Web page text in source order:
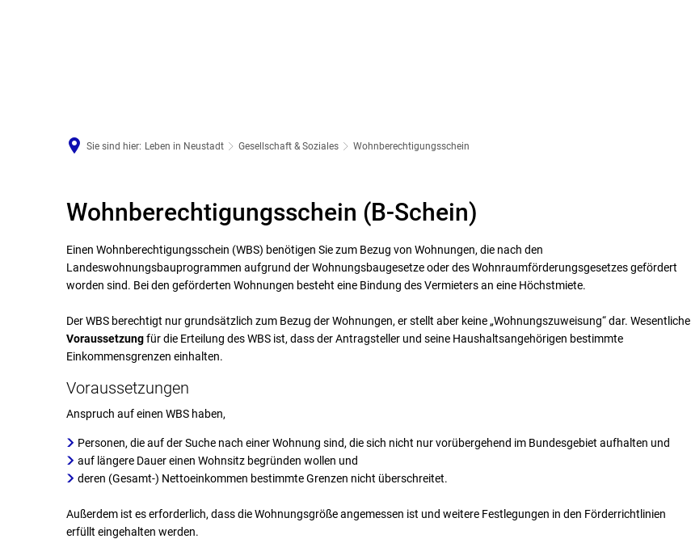
Sie sind hier: Leben in Neustadt Gesellschaft & Soziales Wohnberechtigungsschein
Wohnberechtigungsschein
Wohnberechtigungsschein (B-Schein)
Einen Wohnberechtigungsschein (WBS) benötigen Sie zum Bezug von Wohnungen, die nach den
Landeswohnungsbauprogrammen aufgrund der Wohnungsbaugesetze oder des Wohnraumförderungsgesetzes gefördert
worden sind. Bei den geförderten Wohnungen besteht eine Bindung des Vermieters an eine Höchstmiete.
Der WBS berechtigt nur grundsätzlich zum Bezug der Wohnungen, er stellt aber keine „Wohnungszuweisung“ dar. Wesentliche
Voraussetzungfür die Erteilung des WBS ist, dass der Antragsteller und seine Haushaltsangehörigen bestimmte
Einkommensgrenzen einhalten.
Voraussetzungen
Anspruch auf einen WBS haben,
Personen, die auf der Suche nach einer Wohnung sind, die sich nicht nur vorübergehend im Bundesgebiet aufhalten und
auf längere Dauer einen Wohnsitz begründen wollen und
deren (Gesamt-) Nettoeinkommen bestimmte Grenzen nicht überschreitet.
Außerdem ist es erforderlich, dass die Wohnungsgröße angemessen ist und weitere Festlegungen in den Förderrichtlinien
erfüllt eingehalten werden.